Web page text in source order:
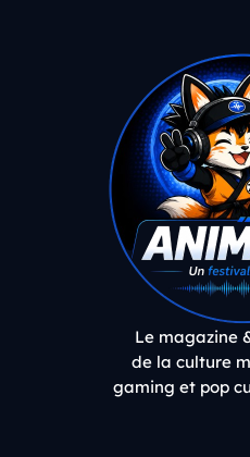
Le magazine
de la culture
gaming et pop